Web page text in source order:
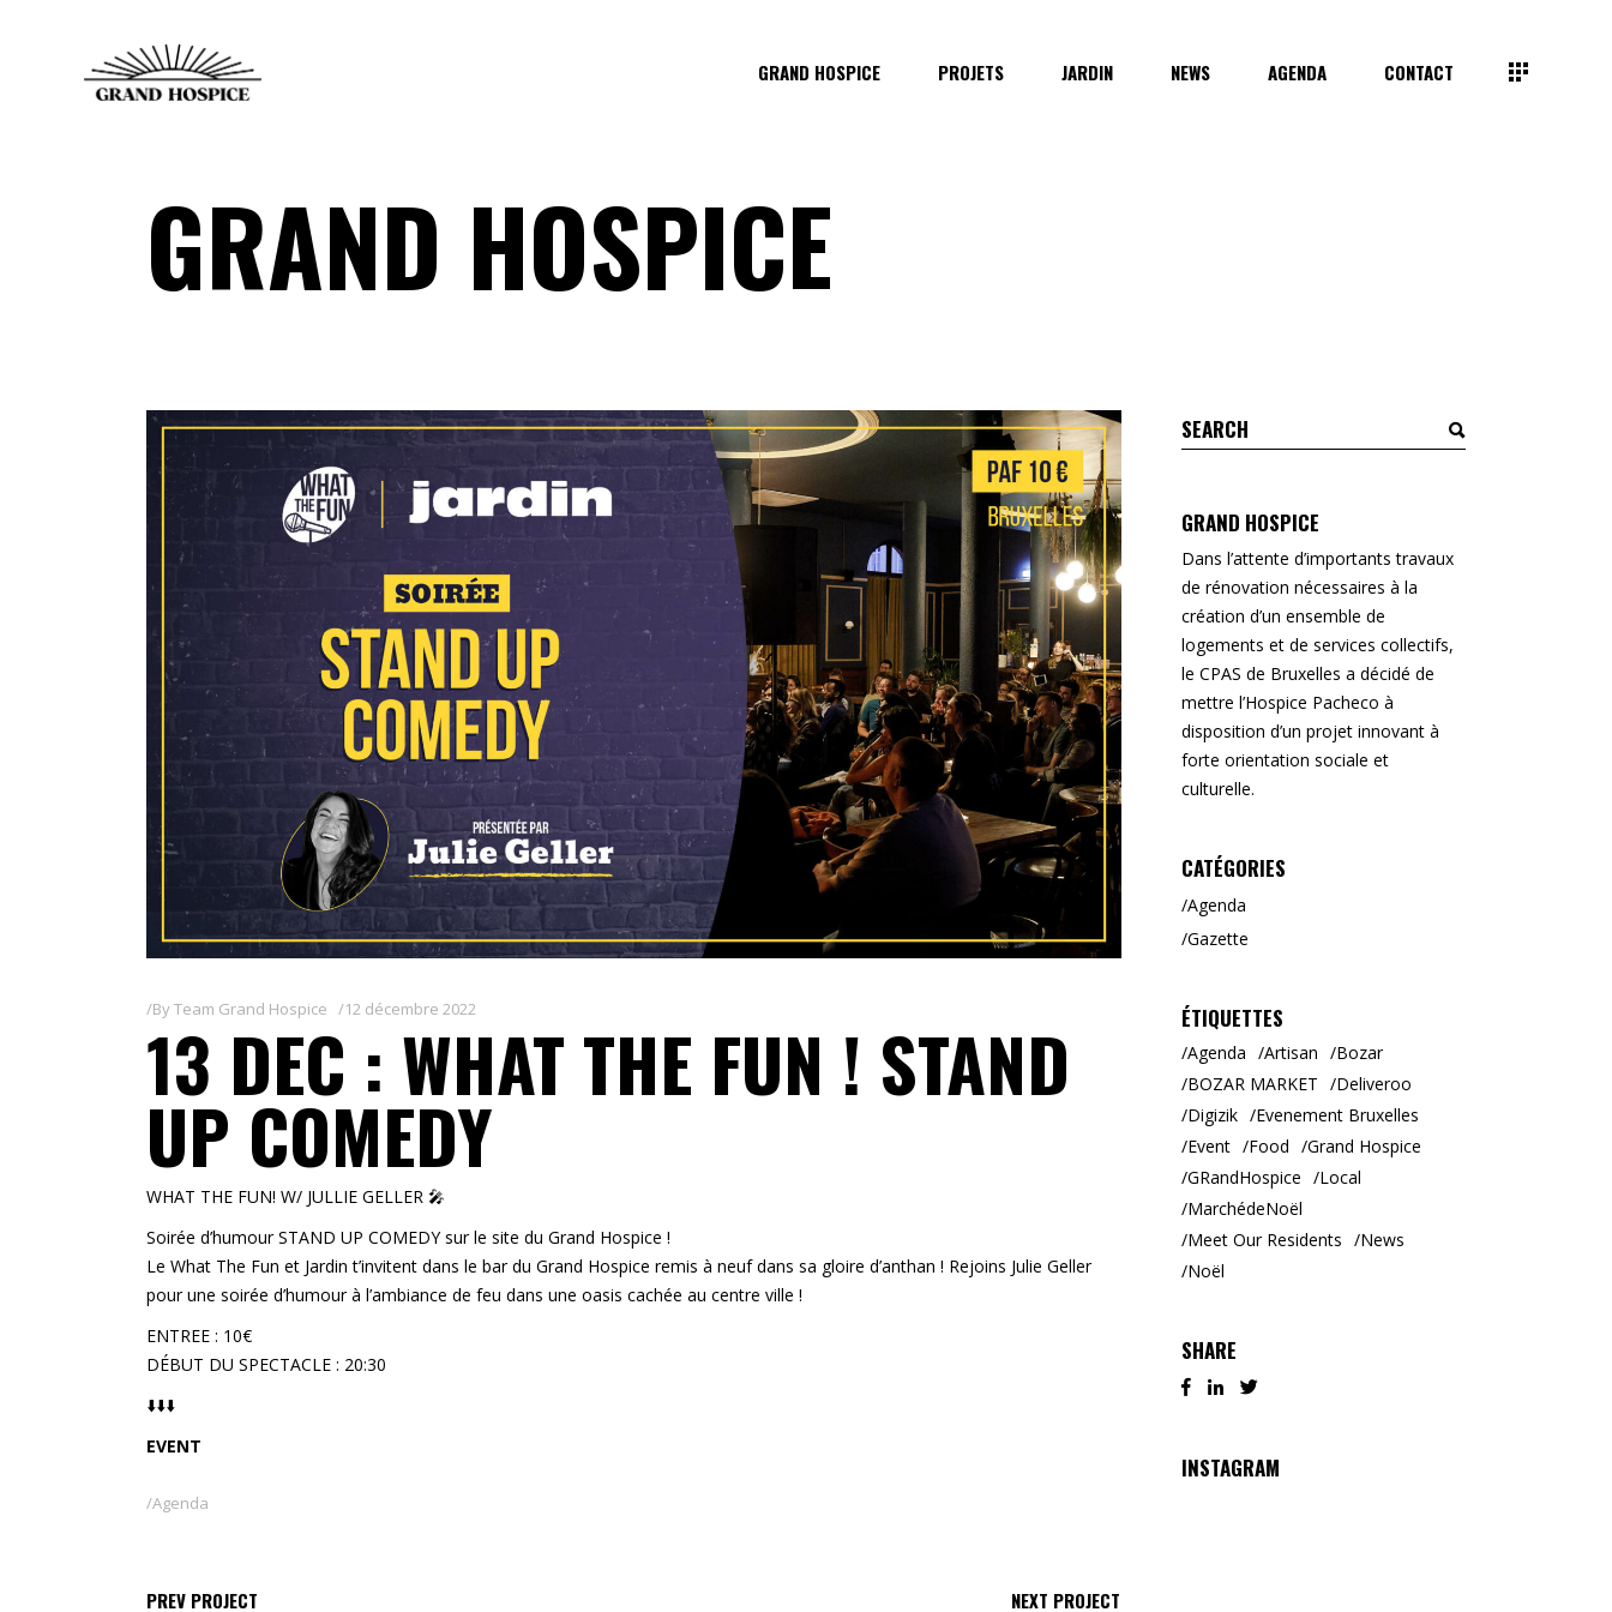
GRAND HOSPICE PROJETS JARDIN NEWS AGENDA CONTACT
GRAND HOSPICE
ByTeam Grand Hospice 12 décembre 2022
13 DEC : WHAT THE FUN ! STAND
UP COMEDY
WHAT THE FUN! W/ JULLIE GELLER 🎤
Soirée d’humour STAND UP COMEDY sur le site du Grand Hospice !
Le What The Fun et Jardin t’invitent dans le bar du Grand Hospice remis à neuf dans sa gloire d’anthan ! Rejoins Julie Geller
pour une soirée d’humour à l’ambiance de feu dans une oasis cachée au centre ville !
ENTREE : 10€
DÉBUT DU SPECTACLE : 20:30
⬇️⬇️⬇️
EVENT
Agenda
PREV PROJECT NEXT PROJECT
Search
for:
GRAND HOSPICE
Dans l’attente d’importants travaux
de rénovation nécessaires à la
création d’un ensemble de
logements et de services collectifs,
le CPAS de Bruxelles a décidé de
mettre l’Hospice Pacheco à
disposition d’un projet innovant à
forte orientation sociale et
culturelle.
CATÉGORIES
Agenda
Gazette
ÉTIQUETTES
Agenda Artisan
Bozar
BOZAR MARKET
Deliveroo
Digizik
Evenement Bruxelles
Event
Food
Grand Hospice
GRandHospice
Local
MarchédeNoël
Meet Our Residents
News
Noël
SHARE
INSTAGRAM